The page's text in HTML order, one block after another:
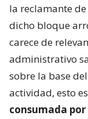
la reclamante
dicho bloque
carece de
administrativo
sobre la base
actividad, esto
consumada